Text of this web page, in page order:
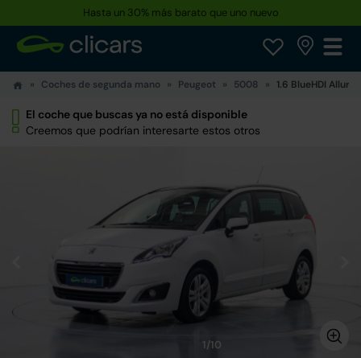
Hasta un 30% más barato que uno nuevo
Coches de segunda mano Peugeot 5008 1.6 BlueHDI Allure
El coche que buscas ya no está disponible
Creemos que podrían interesarte estos otros
1/10